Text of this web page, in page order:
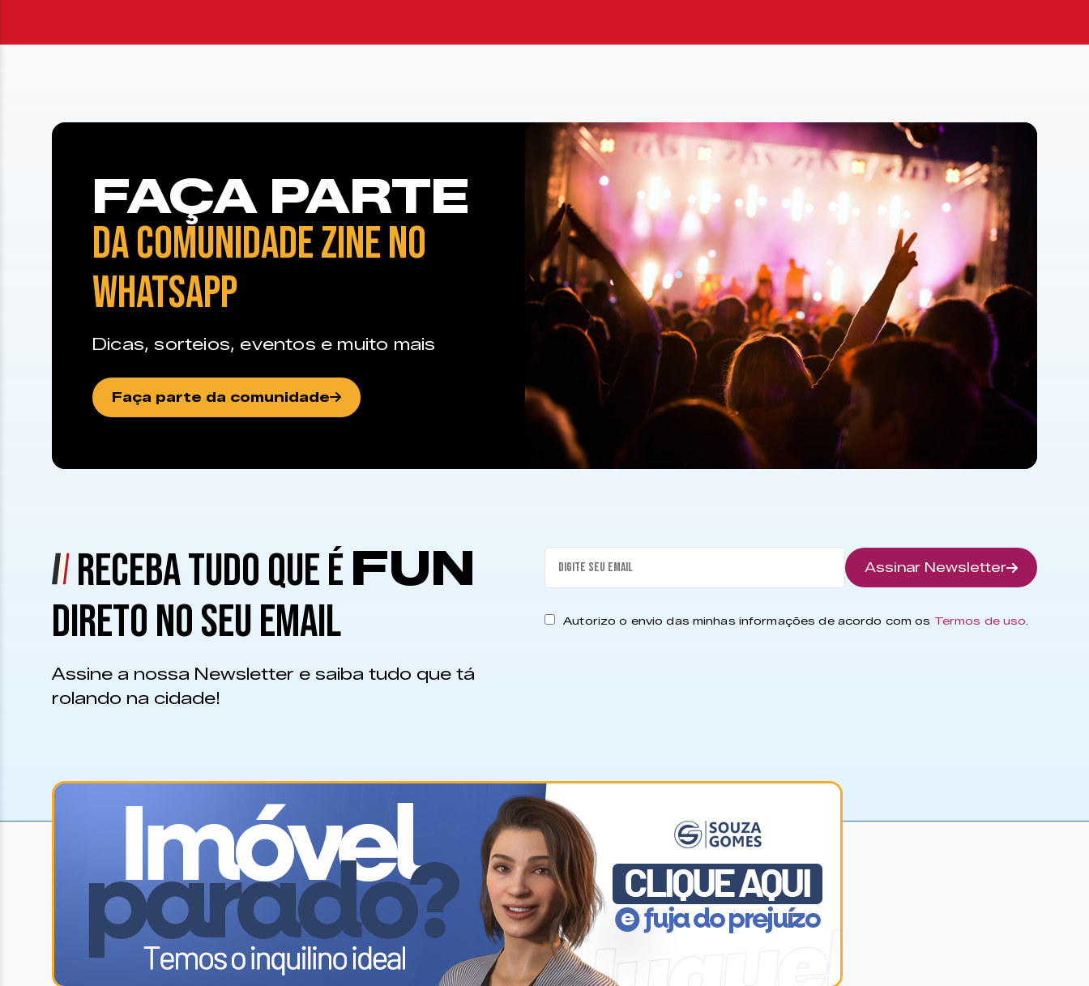
FAÇA PARTE
DA COMUNIDADE ZINE NO
WHATSAPP
Dicas, sorteios, eventos e muito mais
Faça parte da comunidade
RECEBA TUDO QUE ÉFUN
DIRETO NO SEU EMAIL
Assine a nossa Newsletter e saiba tudo que tá
rolando na cidade!
Assinar Newsletter
Autorizo o envio das minhas informações de acordo com os Termos de uso